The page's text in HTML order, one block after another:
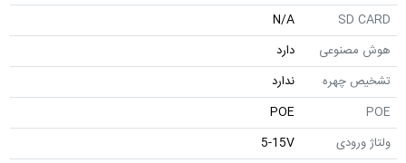
SD CARD
N/A
هوش مصنوعی
دارد
تشخیص چهره
ندارد
POE
POE
ولتاژ ورودی
5-15V